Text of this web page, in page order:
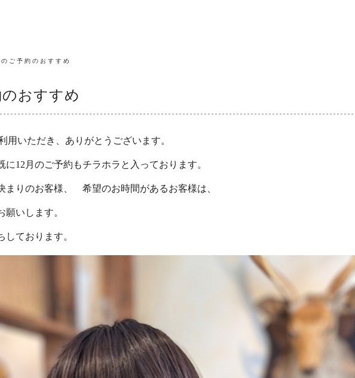
ご予約のおすすめ
おすすめ
用いただき、ありがとうございます。
に12月のご予約もチラホラと入っております。
まりのお客様、 希望のお時間があるお客様は、
願いします。
しております。